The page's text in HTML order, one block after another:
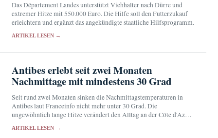
Das Département Landes unterstützt Viehhalter nach Dürre und
extremer Hitze mit 550.000 Euro. Die Hilfe soll den Futterzukauf
erleichtern und ergänzt das angekündigte staatliche Hilfsprogramm.
ARTIKEL LESEN →
Antibes erlebt seit zwei Monaten
Nachmittage mit mindestens 30 Grad
Seit rund zwei Monaten sinken die Nachmittagstemperaturen in
Antibes laut Franceinfo nicht mehr unter 30 Grad. Die
ungewöhnlich lange Hitze verändert den Alltag an der Côte d'Azur
ARTIKEL LESEN →